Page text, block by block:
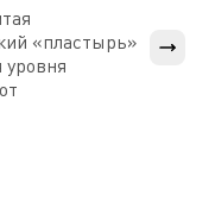
«пластырь»
уровня